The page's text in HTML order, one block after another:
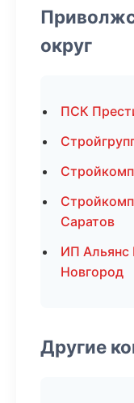
округ
ПСК
Саратов
ИП
Новгород
Другие